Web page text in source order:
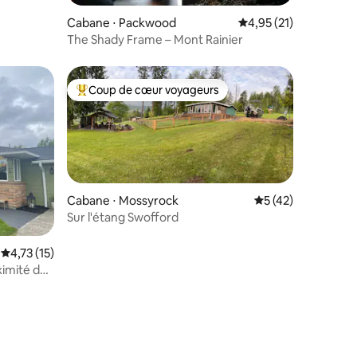
Cabane ⋅ Packwood Évaluation moyenne
4,95 (21)
The Shady Frame – Mont Rainier
: 4,96 sur 5
Évaluation moyenne sur la base de 15 commentaires : 4,73 sur 5
4,73 (15)
de
Coups de cœur voyageurs les plus appréciés
Coup de cœur voyageurs
Cabane ⋅ Mossyrock Évaluation
5 (42)
Sur l'étang Swofford